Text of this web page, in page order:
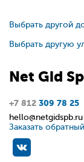
Выбрать другой
Выбрать другую
Net Gid
+7 812 309 78 25
hello@netgidspb.ru
Заказать